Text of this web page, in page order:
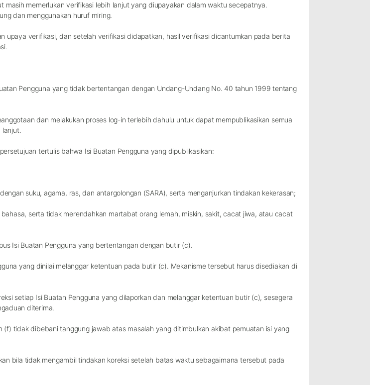
memerlukan verifikasi lebih lanjut yang diupayakan dalam waktu secepatnya.
dan menggunakan huruf miring.
verifikasi, dan setelah verifikasi didapatkan, hasil verifikasi dicantumkan pada berita
Pengguna yang tidak bertentangan dengan Undang-Undang No. 40 tahun 1999 tentang
dan melakukan proses log-in terlebih dahulu untuk dapat mempublikasikan semua
lanjut.
tertulis bahwa Isi Buatan Pengguna yang dipublikasikan:
suku, agama, ras, dan antargolongan (SARA), serta menganjurkan tindakan kekerasan;
serta tidak merendahkan martabat orang lemah, miskin, sakit, cacat jiwa, atau cacat
Isi Buatan Pengguna yang bertentangan dengan butir (c).
yang dinilai melanggar ketentuan pada butir (c). Mekanisme tersebut harus disediakan di
setiap Isi Buatan Pengguna yang dilaporkan dan melanggar ketentuan butir (c), sesegera
diterima.
tidak dibebani tanggung jawab atas masalah yang ditimbulkan akibat pemuatan isi yang
bila tidak mengambil tindakan koreksi setelah batas waktu sebagaimana tersebut pada